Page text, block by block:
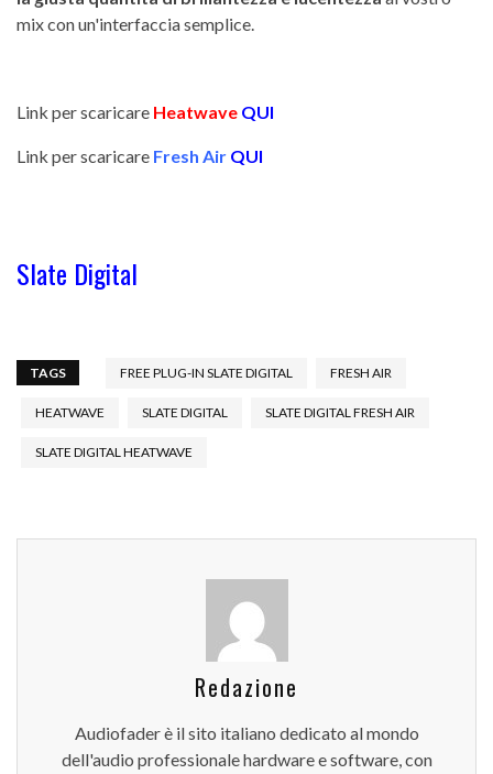
mix con un'interfaccia semplice.
Link per scaricare Heatwave QUI
Link per scaricare Fresh Air QUI
Slate Digital
TAGS FREE PLUG-IN SLATE DIGITAL FRESH AIR
HEATWAVE SLATE DIGITAL SLATE DIGITAL FRESH AIR
SLATE DIGITAL HEATWAVE
Redazione
Audiofader è il sito italiano dedicato al mondo
dell'audio professionale hardware e software, con